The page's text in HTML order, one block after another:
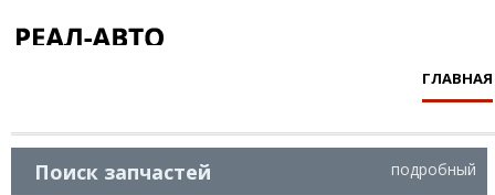
ГЛАВНАЯ
Поиск запчастей подробный